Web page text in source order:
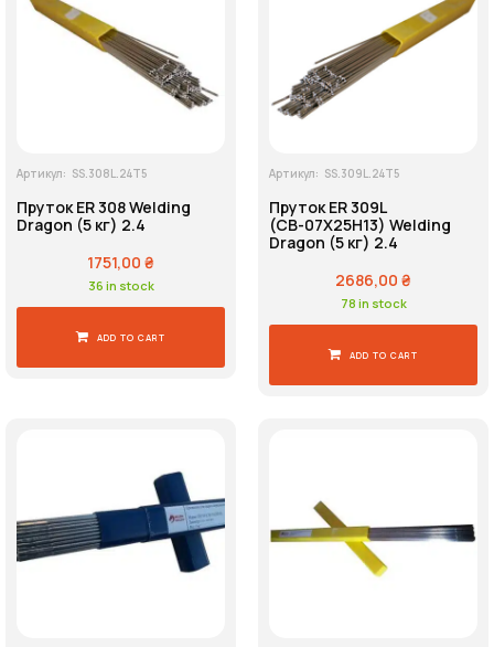
Артикул: SS.308L.24T5
Пруток ER 308 Welding
Dragon (5 кг) 2.4
1751,00 ₴
36 in stock
ADD TO CART
Артикул: SS.309L.24T5
Пруток ER 309L
(СВ-07Х25Н13) Welding
Dragon (5 кг) 2.4
2686,00 ₴
78 in stock
ADD TO CART
Напруга живлення